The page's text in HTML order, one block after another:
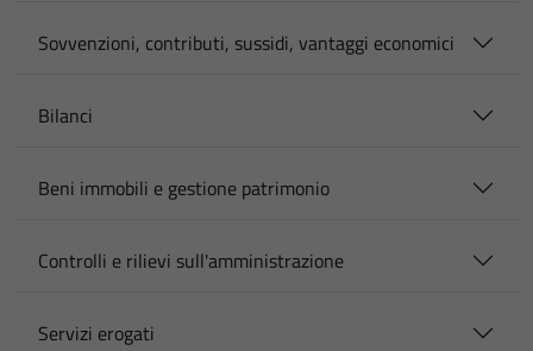
Sovvenzioni, contributi, sussidi, vantaggi economici
Bilanci
Beni immobili e gestione patrimonio
Controlli e rilievi sull'amministrazione
Servizi erogati